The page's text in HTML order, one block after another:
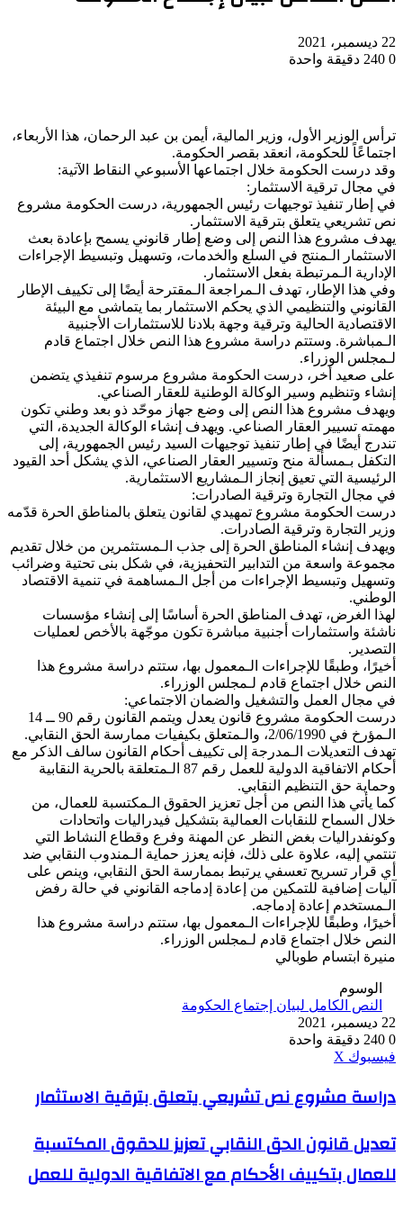
22 ديسمبر، 2021
0
دقيقة واحدة
ترأس الوزير الأول، وزير المالية، أيمن بن عبد الرحمان، هذا الأربعاء،
اجتماعًاً للحكومة، انعقد بقصر الحكومة.
وقد درست الحكومة خلال اجتماعها الأسبوعي النقاط الآتية:
في مجال ترقية الاستثمار:
في إطار تنفيذ توجيهات رئيس الجمهورية، درست الحكومة مشروع
نص تشريعي يتعلق بترقية الاستثمار.
يهدف مشروع هذا النص إلى وضع إطار قانوني يسمح بإعادة بعث
الاستثمار الـمنتج في السلع والخدمات، وتسهيل وتبسيط الإجراءات
الإدارية الـمرتبطة بفعل الاستثمار.
وفي هذا الإطار، تهدف الـمراجعة الـمقترحة أيضًا إلى تكييف الإطار
القانوني والتنظيمي الذي يحكم الاستثمار بما يتماشى مع البيئة
الاقتصادية الحالية وترقية وجهة بلادنا للاستثمارات الأجنبية
الـمباشرة. وستتم دراسة مشروع هذا النص خلال اجتماع قادم
لـمجلس الوزراء.
على صعيد أخر، درست الحكومة مشروع مرسوم تنفيذي يتضمن
إنشاء وتنظيم وسير الوكالة الوطنية للعقار الصناعي.
ويهدف مشروع هذا النص إلى وضع جهاز موحّد ذو بعد وطني تكون
مهمته تسيير العقار الصناعي. ويهدف إنشاء الوكالة الجديدة، التي
تندرج أيضًا في إطار تنفيذ توجيهات السيد رئيس الجمهورية، إلى
التكفل بـمسألة منح وتسيير العقار الصناعي، الذي يشكل أحد القيود
الرئيسية التي تعيق إنجاز الـمشاريع الاستثمارية.
في مجال التجارة وترقية الصادرات:
درست الحكومة مشروع تمهيدي لقانون يتعلق بالمناطق الحرة قدّمه
وزير التجارة وترقية الصادرات.
ويهدف إنشاء المناطق الحرة إلى جذب الـمستثمرين من خلال تقديم
مجموعة واسعة من التدابير التحفيزية، في شكل بنى تحتية وضرائب
وتسهيل وتبسيط الإجراءات من أجل الـمساهمة في تنمية الاقتصاد
الوطني.
لهذا الغرض، تهدف المناطق الحرة أساسًا إلى إنشاء مؤسسات
ناشئة واستثمارات أجنبية مباشرة تكون موجّهة بالأخص لعمليات
التصدير.
أخيرًا، وطبقًا للإجراءات الـمعمول بها، ستتم دراسة مشروع هذا
النص خلال اجتماع قادم لـمجلس الوزراء.
في مجال العمل والتشغيل والضمان الاجتماعي:
درست الحكومة مشروع قانون يعدل ويتمم القانون رقم 90 ــ 14
الـمؤرخ في 2/06/1990، والـمتعلق بكيفيات ممارسة الحق النقابي.
تهدف التعديلات الـمدرجة إلى تكييف أحكام القانون سالف الذكر مع
أحكام الاتفاقية الدولية للعمل رقم 87 الـمتعلقة بالحرية النقابية
وحماية حق التنظيم النقابي.
كما يأتي هذا النص من أجل تعزيز الحقوق الـمكتسبة للعمال، من
خلال السماح للنقابات العمالية بتشكيل فيدراليات واتحادات
وكونفدراليات بغض النظر عن المهنة وفرع وقطاع النشاط التي
تنتمي إليه، علاوة على ذلك، فإنه يعزز حماية الـمندوب النقابي ضد
أي قرار تسريح تعسفي يرتبط بممارسة الحق النقابي، وينص على
آليات إضافية للتمكين من إعادة إدماجه القانوني في حالة رفض
الـمستخدم إعادة إدماجه.
أخيرًا، وطبقًا للإجراءات الـمعمول بها، ستتم دراسة مشروع هذا
النص خلال اجتماع قادم لـمجلس الوزراء.
منيرة ابتسام طوبالي
الوسوم
النص الكامل لبيان إجتماع الحكومة
22 ديسمبر، 2021
0
دقيقة واحدة
فيسبوك ‫X
دراسة
مشروع
تشريعي
بترقية
دراسة مشروع نص تشريعي يتعلق بترقية الاستثمار
تعديل
قانون
الحق
تعديل قانون الحق النقابي تعزيز للحقوق المكتسبة
للعمال بتكييف الأحكام مع الاتفاقية الدولية للعمل